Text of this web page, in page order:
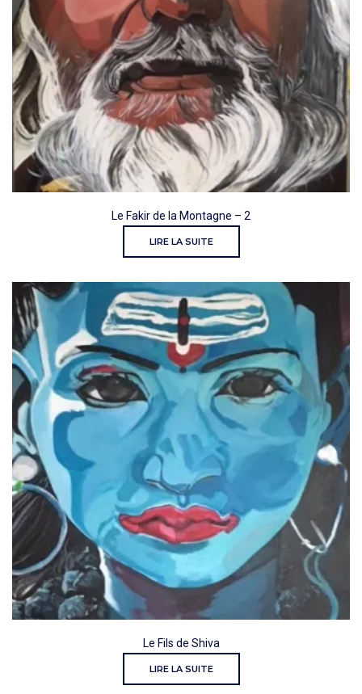
Le Fakir de la Montagne – 2
LIRE LA SUITE
Le Fils de Shiva
LIRE LA SUITE